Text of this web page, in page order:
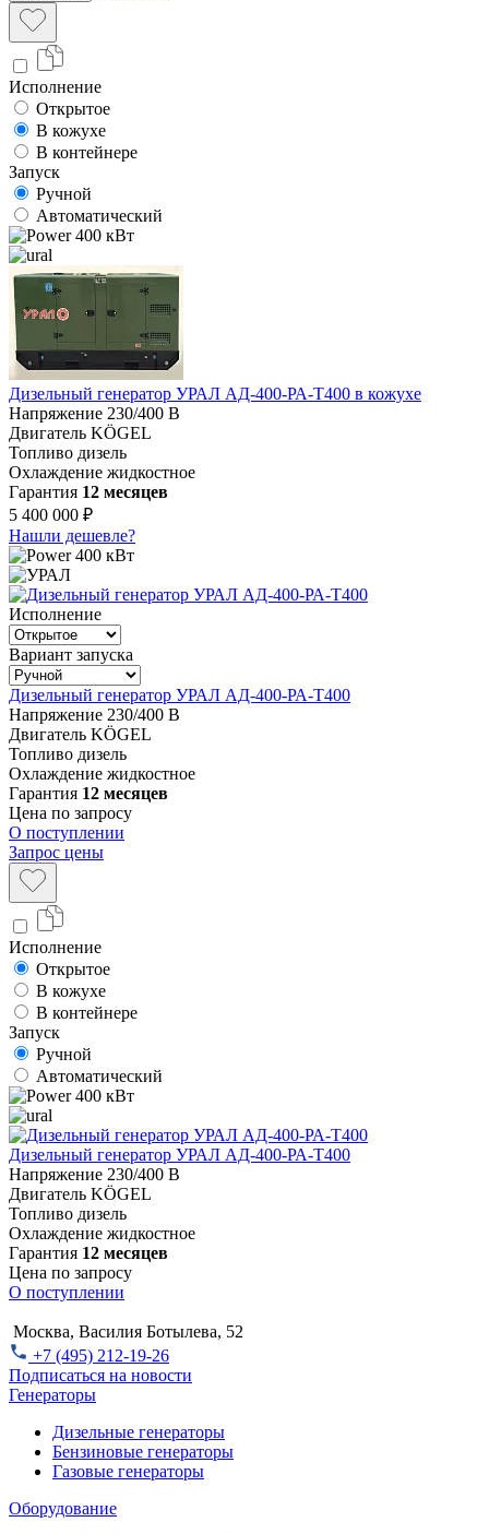
Исполнение
Открытое
В кожухе
В контейнере
Запуск
Ручной
Автоматический
400 кВт
Дизельный генератор УРАЛ АД-400-РА-Т400 в кожухе
Напряжение 230/400 В
Двигатель KÖGEL
Топливо дизель
Охлаждение жидкостное
Гарантия 12 месяцев
5 400 000 ₽
Нашли дешевле?
400 кВт
Исполнение
Вариант запуска
Дизельный генератор УРАЛ АД-400-РА-Т400
Напряжение 230/400 В
Двигатель KÖGEL
Топливо дизель
Охлаждение жидкостное
Гарантия 12 месяцев
Цена по запросу
О поступлении
Запрос цены
Исполнение
Открытое
В кожухе
В контейнере
Запуск
Ручной
Автоматический
400 кВт
Дизельный генератор УРАЛ АД-400-РА-Т400
Напряжение 230/400 В
Двигатель KÖGEL
Топливо дизель
Охлаждение жидкостное
Гарантия 12 месяцев
Цена по запросу
О поступлении
Москва, Василия Ботылева, 52
+7 (495) 212-19-26
Подписаться на новости
Генераторы
Дизельные генераторы
Бензиновые генераторы
Газовые генераторы
Оборудование